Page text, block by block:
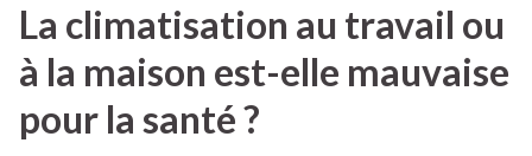
La climatisation au travail ou
à la maison est-elle mauvaise
pour la santé ?